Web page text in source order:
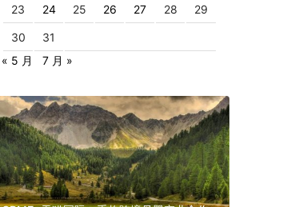
23 24 25 26 27 28 29
30
31
« 5 月
7 月 »